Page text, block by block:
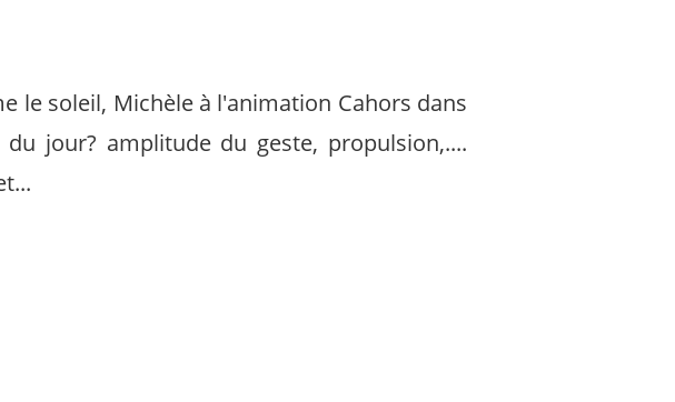
le soleil, Michèle à l'animation Cahors dans
jour? amplitude du geste, propulsion,....